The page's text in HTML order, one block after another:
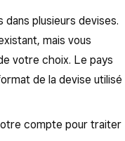
dans plusieurs devises.
mais vous
votre choix. Le pays
de la devise utilisé
compte pour traiter